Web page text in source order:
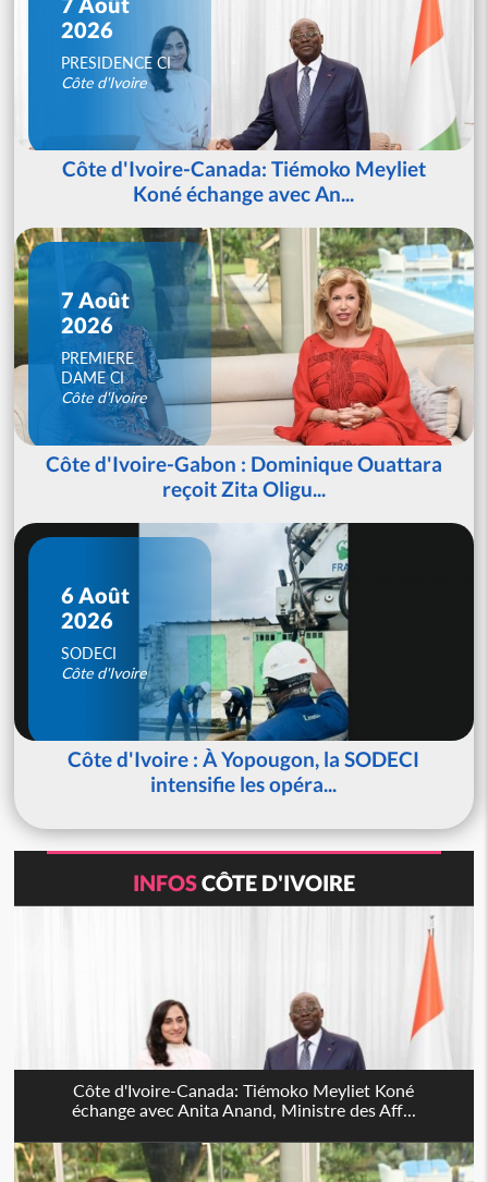
2026
PRESIDENCE CI
Côte d'Ivoire
Côte d'Ivoire-Canada: Tiémoko Meyliet
Koné échange avec An...
7 Août
2026
PREMIERE
DAME CI
Côte d'Ivoire
Côte d'Ivoire-Gabon : Dominique Ouattara
reçoit Zita Oligu...
6 Août
2026
SODECI
Côte d'Ivoire
Côte d'Ivoire : À Yopougon, la SODECI
intensifie les opéra...
INFOSCÔTE D'IVOIRE
Côte d'Ivoire-Canada: Tiémoko Meyliet Koné
échange avec Anita Anand, Ministre des Aff...